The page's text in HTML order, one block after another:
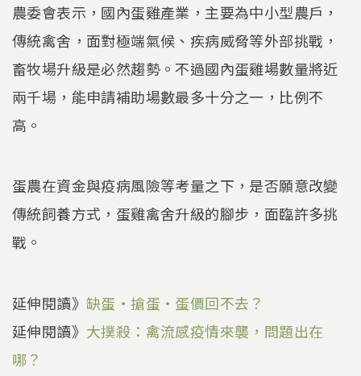
農委會表示，國內蛋雞產業，主要為中小型農戶，
傳統禽舍，面對極端氣候、疾病威脅等外部挑戰，
畜牧場升級是必然趨勢。不過國內蛋雞場數量將近
兩千場，能申請補助場數最多十分之一，比例不
高。
蛋農在資金與疫病風險等考量之下，是否願意改變
傳統飼養方式，蛋雞禽舍升級的腳步，面臨許多挑
戰。
延伸閱讀》 缺蛋‧搶蛋‧蛋價回不去？
延伸閱讀》 大撲殺：禽流感疫情來襲，問題出在
哪？